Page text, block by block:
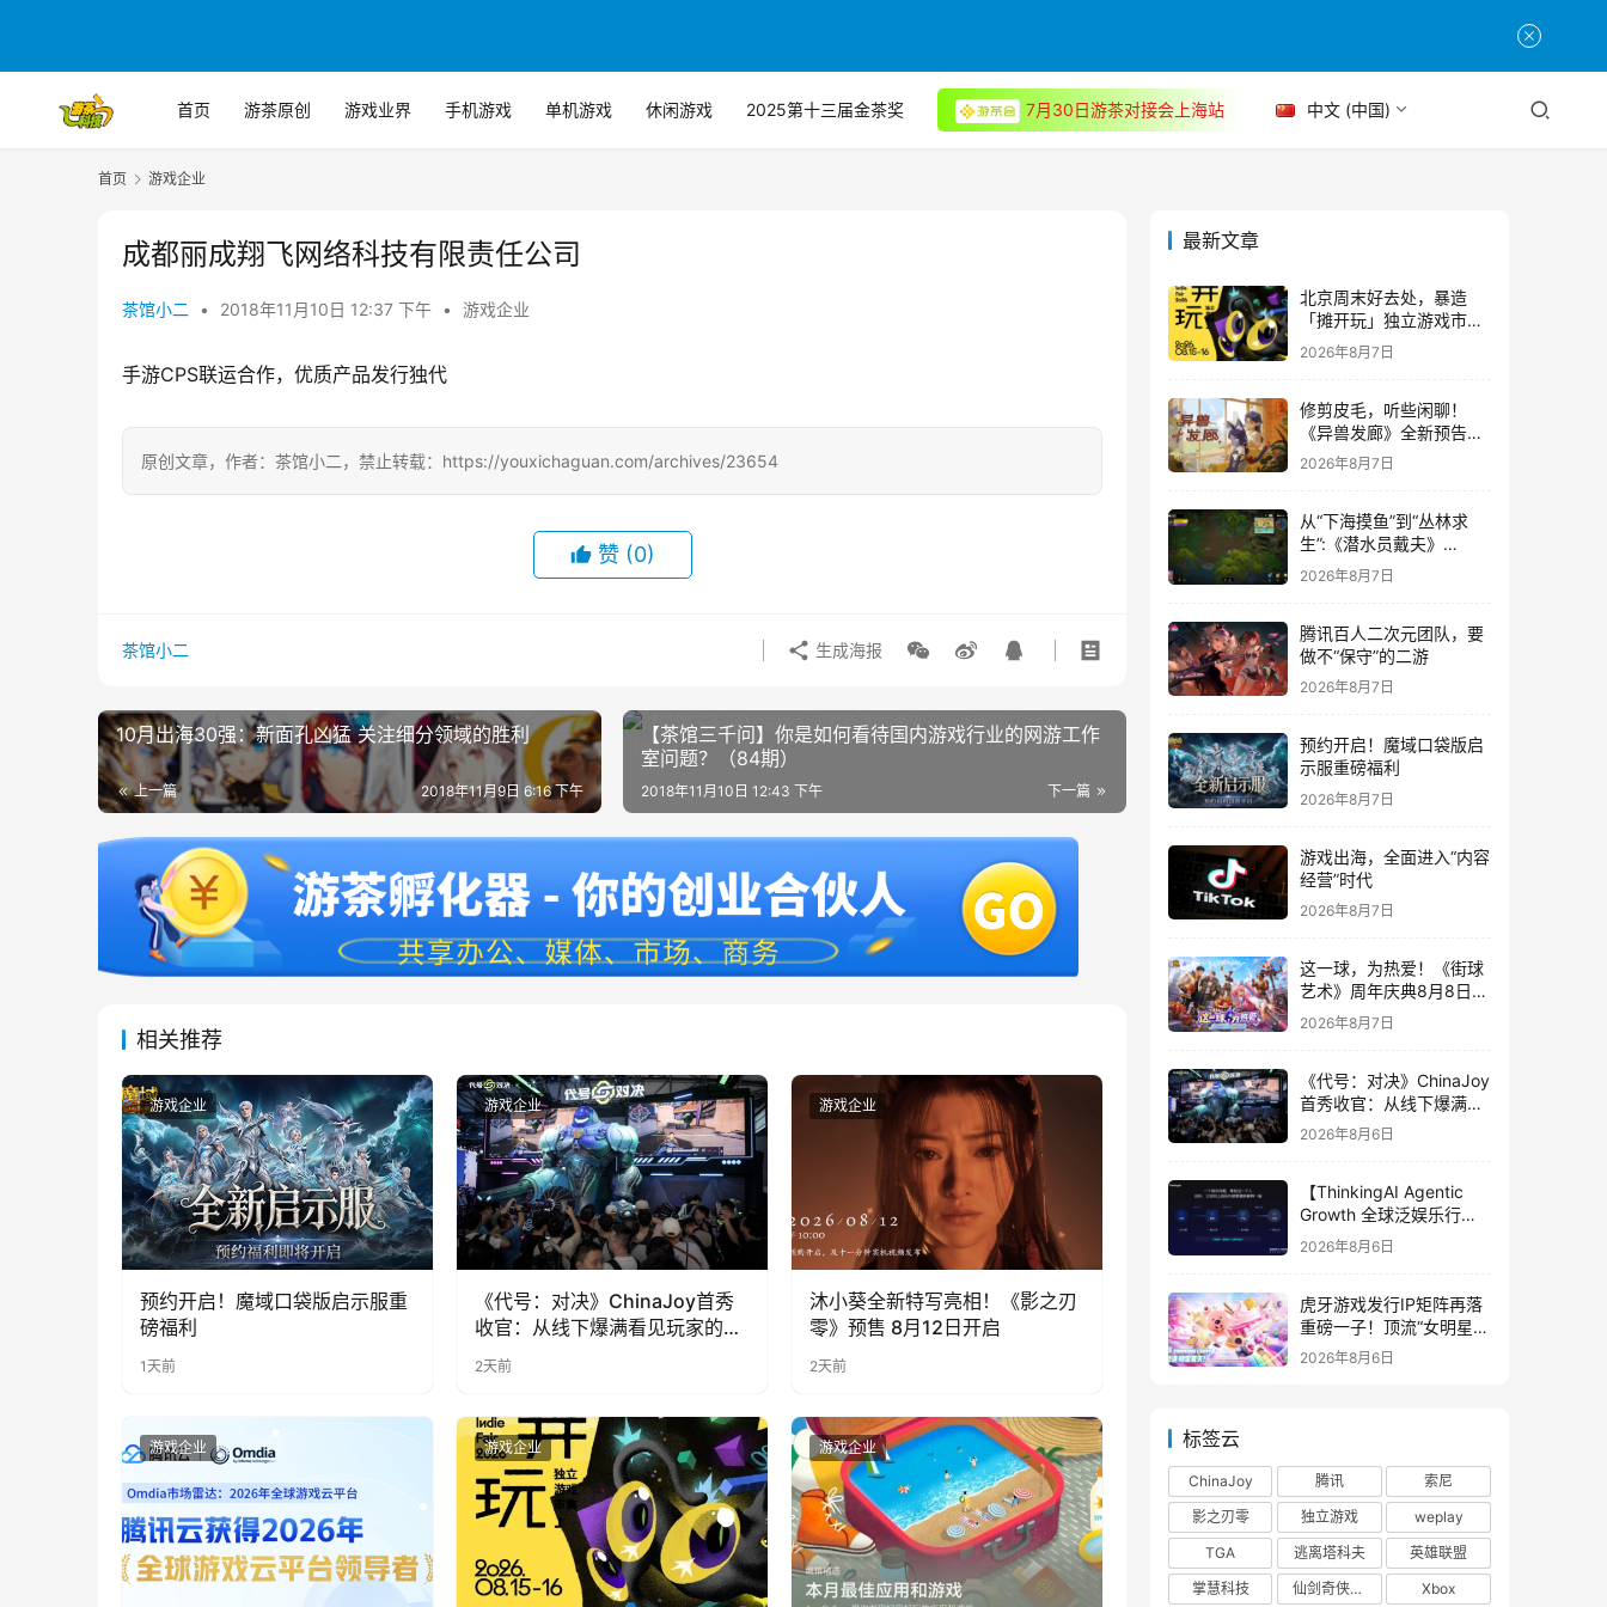
首页 游茶原创 游戏业界 手机游戏 单机游戏 休闲游戏 2025第十三届金茶奖 7月30日游茶对接会上海站 中文 (中国)
首页 游戏企业
成都丽成翔飞网络科技有限责任公司
茶馆小二 • 2018年11月10日 12:37 下午 • 游戏企业
手游CPS联运合作，优质产品发行独代
原创文章，作者：茶馆小二，禁止转载：https://youxichaguan.com/archives/23654
赞 (0)
茶馆小二 生成海报
10月出海30强：新面孔凶猛 关注细分领域的胜利
上一篇 2018年11月9日 6:16 下午
【茶馆三千问】你是如何看待国内游戏行业的网游工作
室问题？（84期）
下一篇
2018年11月10日 12:43 下午
相关推荐
游戏企业
预约开启！魔域口袋版启示服重
磅福利
1天前
游戏企业
《代号：对决》ChinaJoy首秀
收官：从线下爆满看见玩家的真
实期待
2天前
游戏企业
沐小葵全新特写亮相！《影之刃
零》预售 8月12日开启
2天前
游戏企业 游戏企业 游戏企业
最新文章
北京周末好去处，暴造
「摊开玩」独立游戏市集
正式开票！
2026年8月7日
修剪皮毛，听些闲聊！
《异兽发廊》全新预告与
Steam免费试玩公开
2026年8月7日
从“下海摸鱼”到“丛林求
生”:《潜水员戴夫》
DLC《丛林》移动端定档
8月14日
2026年8月7日
腾讯百人二次元团队，要
做不“保守”的二游
2026年8月7日
预约开启！魔域口袋版启
示服重磅福利
2026年8月7日
游戏出海，全面进入“内容
经营”时代
2026年8月7日
这一球，为热爱！《街球
艺术》周年庆典8月8日正
式上线，多重福利与全新
内容同步开启
2026年8月7日
《代号：对决》ChinaJoy
首秀收官：从线下爆满看
见玩家的真实期待
2026年8月6日
【ThinkingAI Agentic
Growth 全球泛娱乐行业
峰会】Agent 时代，人到
底负责什么
2026年8月6日
虎牙游戏发行IP矩阵再落
重磅一子！顶流“女明星”
ZANMANG LOOPY 正版
2026年8月6日
标签云
ChinaJoy 腾讯
索尼
影之刃零
独立游戏
weplay
TGA
逃离塔科夫
英雄联盟
掌慧科技
仙剑奇侠传四 Xbox